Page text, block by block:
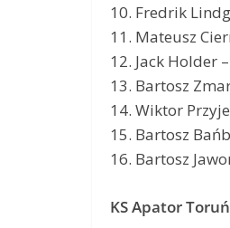
10. Fredrik
11. Mateusz
12. Jack Holder
13. Bartosz
14. Wiktor
15. Bartosz
16. Bartosz
KS Apator Toruń